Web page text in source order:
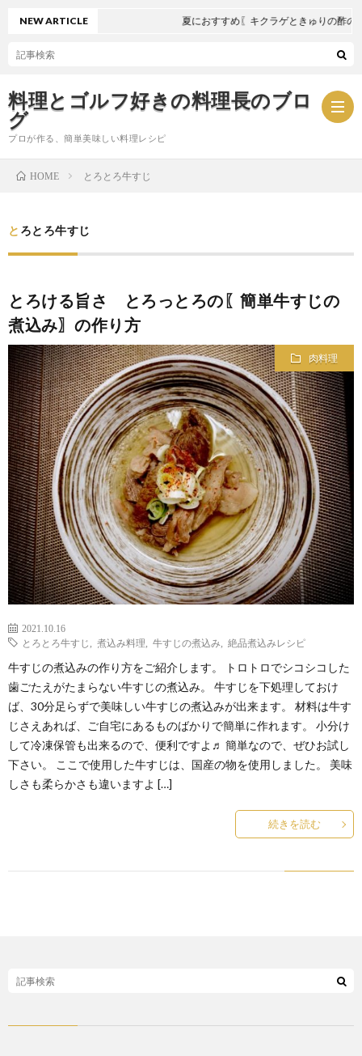
料理とゴルフ好きの料理長のブロ
グ
プロが作る、簡単美味しい料理レシピ
わ
せ
バ
シ
ー
ポ
リ
シ
NEW ARTICLE 夏におすすめ〖キクラゲときゅりの酢の物
HOME とろとろ牛すじ
とろとろ牛すじ
とろける旨さ とろっとろの〖簡単牛すじの
煮込み〗の作り方
肉料理
2021.10.16
とろとろ牛すじ
煮込み料理 牛すじの煮込み 絶品煮込みレシピ
牛すじの煮込みの作り方をご紹介します。 トロトロでシコシコした
歯ごたえがたまらない牛すじの煮込み。 牛すじを下処理しておけ
ば、30分足らずで美味しい牛すじの煮込みが出来ます。 材料は牛す
じさえあれば、ご自宅にあるものばかりで簡単に作れます。 小分け
して冷凍保管も出来るので、便利ですよ♬ 簡単なので、ぜひお試し
下さい。 ここで使用した牛すじは、国産の物を使用しました。 美味
しさも柔らかさも違いますよ […]
続きを読む